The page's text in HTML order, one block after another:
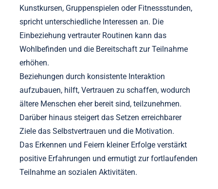
Kunstkursen, Gruppenspielen oder Fitnessstunden,
spricht unterschiedliche Interessen an. Die
Einbeziehung vertrauter Routinen kann das
Wohlbefinden und die Bereitschaft zur Teilnahme
erhöhen.
Beziehungen durch konsistente Interaktion
aufzubauen, hilft, Vertrauen zu schaffen, wodurch
ältere Menschen eher bereit sind, teilzunehmen.
Darüber hinaus steigert das Setzen erreichbarer
Ziele das Selbstvertrauen und die Motivation.
Das Erkennen und Feiern kleiner Erfolge verstärkt
positive Erfahrungen und ermutigt zur fortlaufenden
Teilnahme an sozialen Aktivitäten.